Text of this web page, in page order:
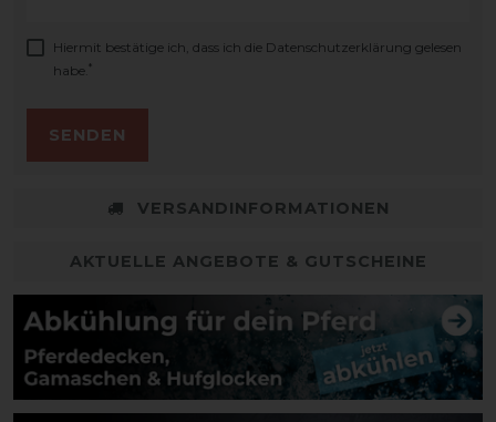
Hiermit bestätige ich, dass ich die Daten­schutz­erklärung gelesen
habe. *
SENDEN
VERSANDINFORMATIONEN
AKTUELLE ANGEBOTE & GUTSCHEINE